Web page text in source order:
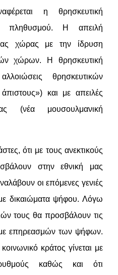
η θρησκευτική
πληθυσμού. Η απειλή
χώρας με την ίδρυση
χώρων. Η θρησκευτική
θρησκευτικών
και με απειλές
(νέα μουσουλμανική
ότι με τους ανεκτικούς
στην εθνική μας
οι επόμενες γενιές
δικαιώματα ψήφου. Λόγω
τους θα προσβάλουν τις
με επηρεασμών των ψήφων.
κράτος γίνεται με
ρυθμούς καθώς και ότι